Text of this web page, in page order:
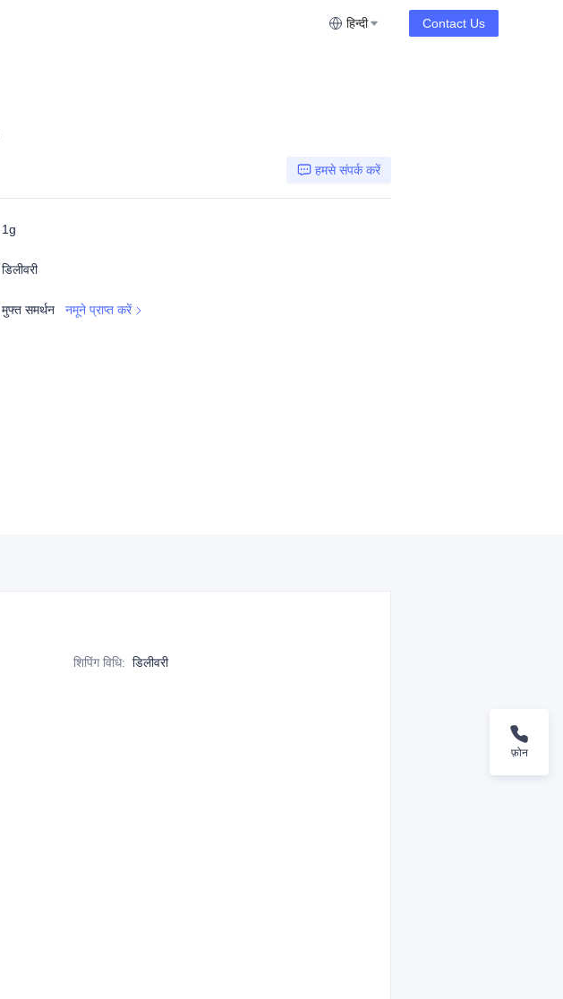
हिन्दी Contact Us
हमसे संपर्क करें
1g
डिलीवरी
मुफ्त समर्थन नमूने प्राप्त करें
शिपिंग विधि: डिलीवरी
फ़ोन